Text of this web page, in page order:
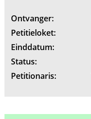
Ontvanger:
Petitieloket:
Einddatum:
Status:
Petitionaris: